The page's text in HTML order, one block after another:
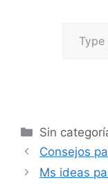
Sin
Consejos
Ms ideas